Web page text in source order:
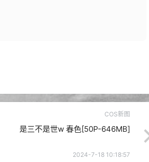
COS新图
是三不是世w 春色[50P-646MB]
2024-7-18 10:18:57